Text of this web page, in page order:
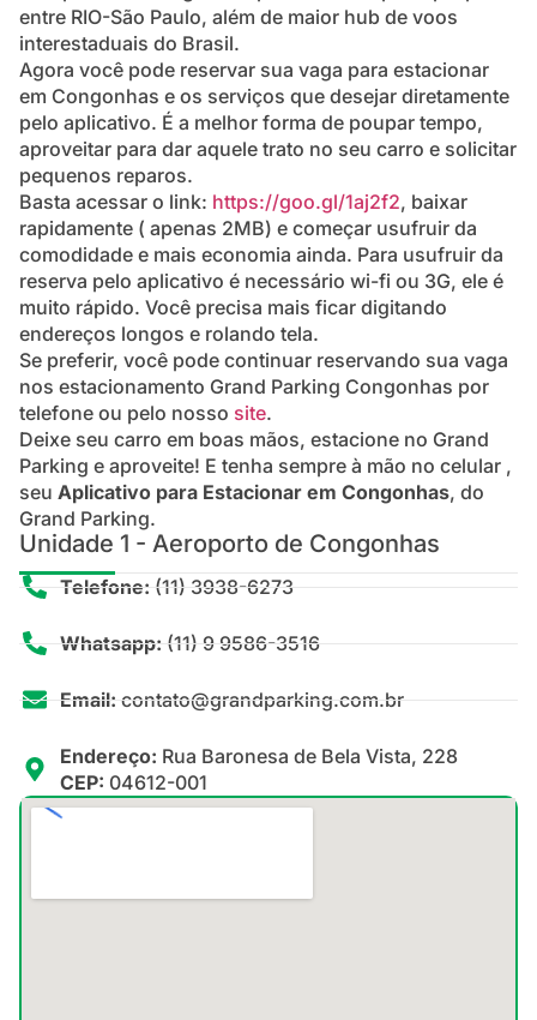
entre RIO-São Paulo, além de maior hub de voos
interestaduais do Brasil.
Agora você pode reservar sua vaga para estacionar
em Congonhas e os serviços que desejar diretamente
pelo aplicativo. É a melhor forma de poupar tempo,
aproveitar para dar aquele trato no seu carro e solicitar
pequenos reparos.
Basta acessar o link: https://goo.gl/1aj2f2, baixar
rapidamente ( apenas 2MB) e começar usufruir da
comodidade e mais economia ainda. Para usufruir da
reserva pelo aplicativo é necessário wi-fi ou 3G, ele é
muito rápido. Você precisa mais ficar digitando
endereços longos e rolando tela.
Se preferir, você pode continuar reservando sua vaga
nos estacionamento Grand Parking Congonhas por
telefone ou pelo nosso site.
Deixe seu carro em boas mãos, estacione no Grand
Parking e aproveite! E tenha sempre à mão no celular ,
seu Aplicativo para Estacionar em Congonhas, do
Grand Parking.
Unidade 1 - Aeroporto de Congonhas
Telefone: (11) 3938-6273
Whatsapp: (11) 9 9586-3516
Email: contato@grandparking.com.br
Endereço: Rua Baronesa de Bela Vista, 228
CEP: 04612-001